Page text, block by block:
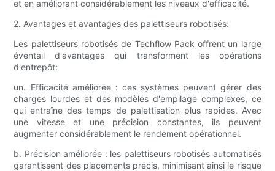
et en améliorant considérablement les niveaux d'efficacité.
2. Avantages et avantages des palettiseurs robotisés:
Les palettiseurs robotisés de Techflow Pack offrent un large
éventail d'avantages qui transforment les opérations
d'entrepôt:
un. Efficacité améliorée : ces systèmes peuvent gérer des
charges lourdes et des modèles d'empilage complexes, ce
qui entraîne des temps de palettisation plus rapides. Avec
une vitesse et une précision constantes, ils peuvent
augmenter considérablement le rendement opérationnel.
b. Précision améliorée : les palettiseurs robotisés automatisés
garantissent des placements précis, minimisant ainsi le risque